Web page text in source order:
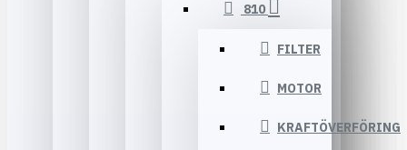
810
FILTER
MOTOR
KRAFTÖVERFÖRING